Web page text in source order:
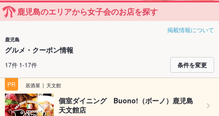
鹿児島のエリアから女子会のお店を探す
掲載情報について
鹿児島
グルメ・クーポン情報
17件 1-17件 条件を変更
PR 居酒屋 天文館
個室ダイニング Buono!（ボーノ）鹿児島
天文館店